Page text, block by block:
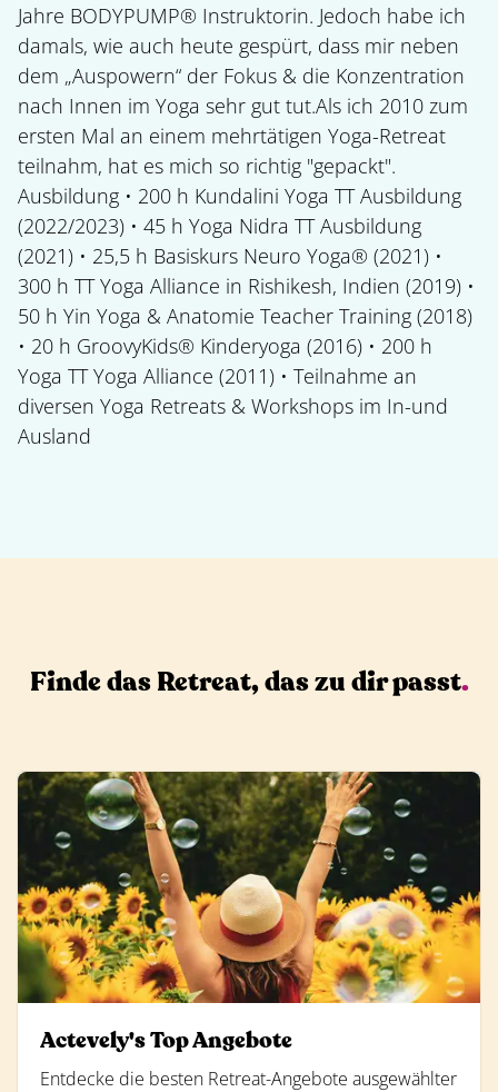
Jahre BODYPUMP® Instruktorin. Jedoch habe ich
damals, wie auch heute gespürt, dass mir neben
dem „Auspowern“ der Fokus & die Konzentration
nach Innen im Yoga sehr gut tut.Als ich 2010 zum
ersten Mal an einem mehrtätigen Yoga-Retreat
teilnahm, hat es mich so richtig "gepackt".
Ausbildung • 200 h Kundalini Yoga TT Ausbildung
(2022/2023) • 45 h Yoga Nidra TT Ausbildung
(2021) • 25,5 h Basiskurs Neuro Yoga® (2021) •
300 h TT Yoga Alliance in Rishikesh, Indien (2019) •
50 h Yin Yoga & Anatomie Teacher Training (2018)
• 20 h GroovyKids® Kinderyoga (2016) • 200 h
Yoga TT Yoga Alliance (2011) • Teilnahme an
diversen Yoga Retreats & Workshops im In-und
Ausland
Finde das Retreat, das zu dir passt.
Actevely's Top Angebote
Entdecke die besten Retreat-Angebote ausgewählter